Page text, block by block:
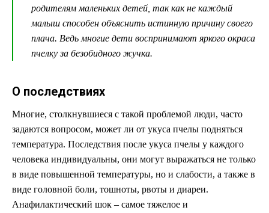
родителям маленьких детей, так как не каждый
малыш способен объяснить истинную причину своего
плача. Ведь многие дети воспринимают яркого окраса
пчелку за безобидного жучка.
О последствиях
Многие, столкнувшиеся с такой проблемой люди, часто
задаются вопросом, может ли от укуса пчелы подняться
температура. Последствия после укуса пчелы у каждого
человека индивидуальны, они могут выражаться не только
в виде повышенной температуры, но и слабости, а также в
виде головной боли, тошноты, рвоты и диареи.
Анафилактический шок – самое тяжелое и